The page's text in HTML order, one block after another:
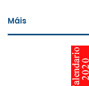
Máis